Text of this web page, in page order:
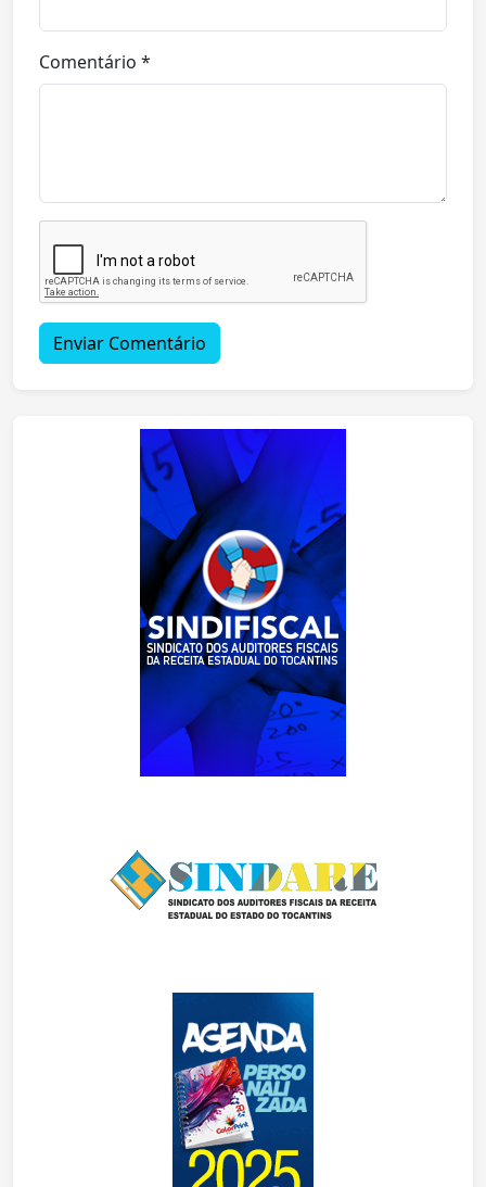
Comentário *
Enviar Comentário